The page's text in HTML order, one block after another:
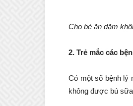
Cho bé ăn dặm
2. Trẻ mắc các
Có một số bệnh lý
không được bú